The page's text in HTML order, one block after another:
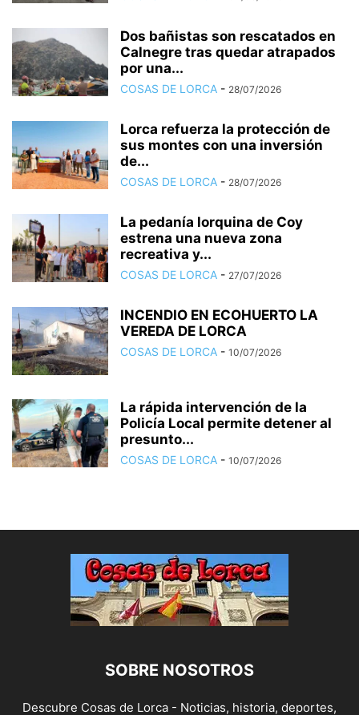
Dos bañistas son rescatados en
Calnegre tras quedar atrapados
por una...
COSAS DE LORCA - 28/07/2026
Lorca refuerza la protección de
sus montes con una inversión
de...
COSAS DE LORCA - 28/07/2026
La pedanía lorquina de Coy
estrena una nueva zona
recreativa y...
COSAS DE LORCA - 27/07/2026
INCENDIO EN ECOHUERTO LA
VEREDA DE LORCA
COSAS DE LORCA - 10/07/2026
La rápida intervención de la
Policía Local permite detener al
presunto...
COSAS DE LORCA - 10/07/2026
SOBRE NOSOTROS
Descubre Cosas de Lorca - Noticias, historia, deportes,